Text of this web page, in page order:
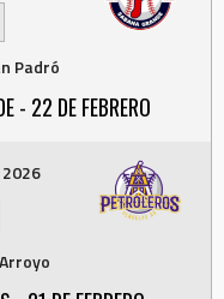
Padró
- 22 DE FEBRERO